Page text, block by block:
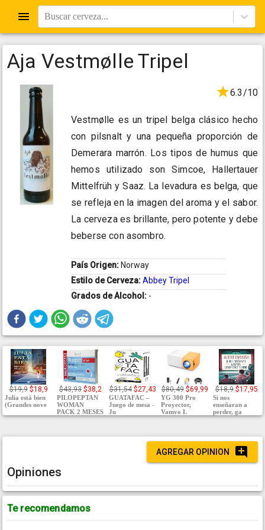
Buscar cerveza...
Aja Vestmølle Tripel
6.3/10
Vestmølle es un tripel belga clásico hecho
con pilsnalt y una pequeña proporción de
Demerara marrón. Los tipos de humus que
hemos utilizado son Simcoe, Hallertauer
Mittelfrüh y Saaz. La levadura es belga, que
se refleja en la imagen del aroma y el sabor.
La cerveza es brillante, pero potente y debe
beberse con asombro.
País Origen: Norway
Estilo de Cerveza:Abbey Tripel
Grados de Alcohol: -
$19,9 $18,9
Julia está bien
(Grandes nove
$43,93 $38,2
PILOPEPTAN
WOMAN
PACK 2 MESES
$31,54 $27,43
GUATAFAC –
Juego de mesa -
Ju
$80,49 $69,99
YG 300 Pro
Proyector,
Vamvo L
$18,9 $17,95
Si nos
enseñaran a
perder, ga
AGREGAR OPINION
Opiniones
Te recomendamos